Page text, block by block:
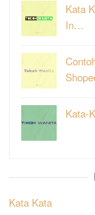
Kata
In…
Kata-
Kata Kata